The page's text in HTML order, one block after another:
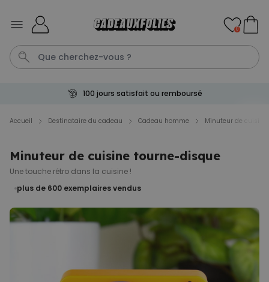
Personnalisable
Tablier de cuisine
personnalisé Édition limitée
29,99 €
Personnalisable
Chaussettes personnalisées
plus de
28.500
exemplaires
vendus
0
100 jours satisfait ou remboursé
Accueil Destinataire du cadeau Cadeau homme Minuteur de
Minuteur de cuisine tourne-disque
Une touche rétro dans la cuisine !
plus de 600 exemplaires vendus